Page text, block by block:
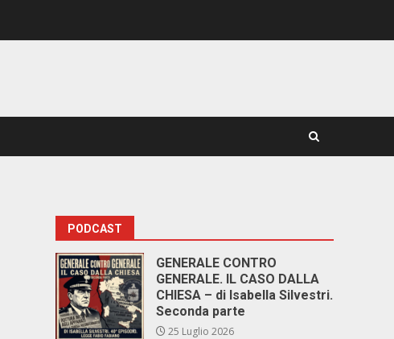
PODCAST
GENERALE CONTRO
GENERALE. IL CASO DALLA
CHIESA – di Isabella Silvestri.
Seconda parte
25 Luglio 2026